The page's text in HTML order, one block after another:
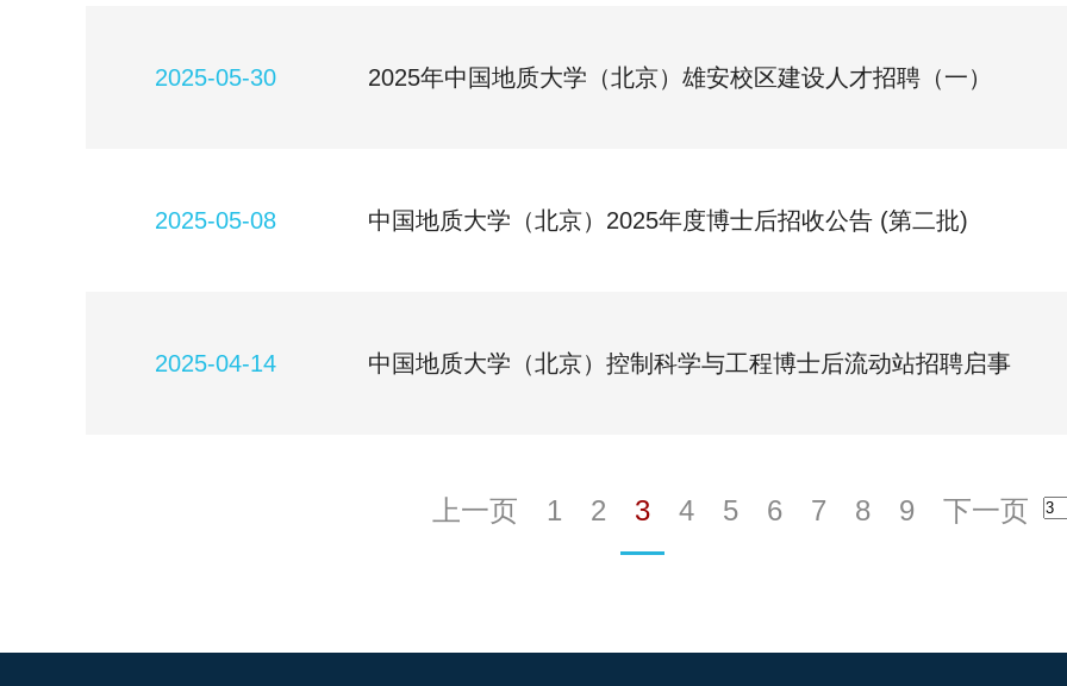
2025年中国地质大学（北京）雄安校区建设人才招聘（一）
2025-05-30
中国地质大学（北京）2025年度博士后招收公告 (第二批)
2025-05-08
中国地质大学（北京）控制科学与工程博士后流动站招聘启事
2025-04-14
上一页 1 2 3 4 5 6 7 8 9 下一页